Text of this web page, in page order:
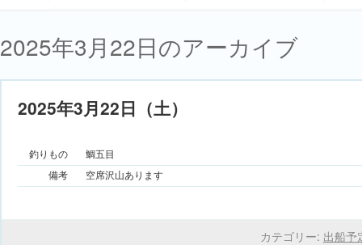
2025年3月22日のアーカイブ
2025年3月22日（土）
釣りもの
鯛五目
備考
空席沢山あります
カテゴリー: 出船予